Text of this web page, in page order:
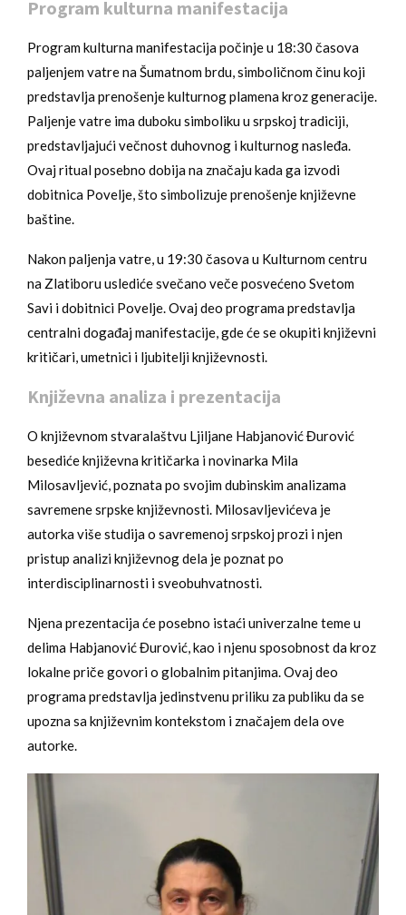
Program kulturna manifestacija
Program kulturna manifestacija počinje u 18:30 časova
paljenjem vatre na Šumatnom brdu, simboličnom činu koji
predstavlja prenošenje kulturnog plamena kroz generacije.
Paljenje vatre ima duboku simboliku u srpskoj tradiciji,
predstavljajući večnost duhovnog i kulturnog nasleđa.
Ovaj ritual posebno dobija na značaju kada ga izvodi
dobitnica Povelje, što simbolizuje prenošenje književne
baštine.
Nakon paljenja vatre, u 19:30 časova u Kulturnom centru
na Zlatiboru uslediće svečano veče posvećeno Svetom
Savi i dobitnici Povelje. Ovaj deo programa predstavlja
centralni događaj manifestacije, gde će se okupiti književni
kritičari, umetnici i ljubitelji književnosti.
Književna analiza i prezentacija
O književnom stvaralaštvu Ljiljane Habjanović Đurović
besediće književna kritičarka i novinarka Mila
Milosavljević, poznata po svojim dubinskim analizama
savremene srpske književnosti. Milosavljevićeva je
autorka više studija o savremenoj srpskoj prozi i njen
pristup analizi književnog dela je poznat po
interdisciplinarnosti i sveobuhvatnosti.
Njena prezentacija će posebno istaći univerzalne teme u
delima Habjanović Đurović, kao i njenu sposobnost da kroz
lokalne priče govori o globalnim pitanjima. Ovaj deo
programa predstavlja jedinstvenu priliku za publiku da se
upozna sa književnim kontekstom i značajem dela ove
autorke.